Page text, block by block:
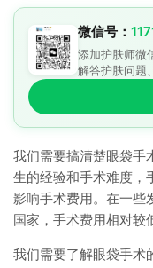
微信号：
添加护肤师微
解答护肤问题
我们需要搞清楚眼袋手
生的经验和手术难度，
影响手术费用。在一些
国家，手术费用相对较
我们需要了解眼袋手术